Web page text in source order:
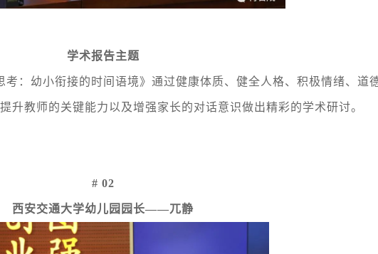
学术报告主题
考：幼小衔接的时间语境》通过健康体质、健全人格、积极情绪、道
升教师的关键能力以及增强家长的对话意识做出精彩的学术研讨。
# 02
西安交通大学幼儿园园长——兀静